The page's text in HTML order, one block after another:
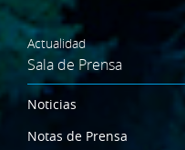
Actualidad
Sala de Prensa
Noticias
Notas de Prensa